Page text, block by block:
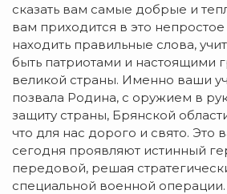
сказать вам самые добрые и
вам приходится в это
находить правильные слова,
быть патриотами и настоящими
великой страны. Именно ваши
позвала Родина, с оружием в
защиту страны, Брянской
что для нас дорого и свято. Это
сегодня проявляют истинный
передовой, решая
специальной военной